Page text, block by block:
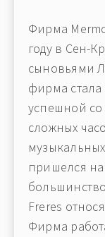
Фирма
году в Сен-
сыновьями
фирма стала
успешной со
сложных
пришелся
Freres
Фирма